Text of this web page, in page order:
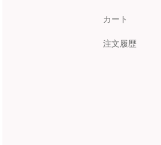
カート
注文履歴